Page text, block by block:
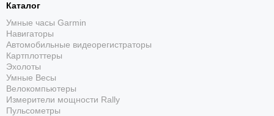
Каталог
Умные часы Garmin
Навигаторы
Автомобильные видеорегистраторы
Картплоттеры
Эхолоты
Умные Весы
Велокомпьютеры
Измерители мощности Rally
Пульсометры